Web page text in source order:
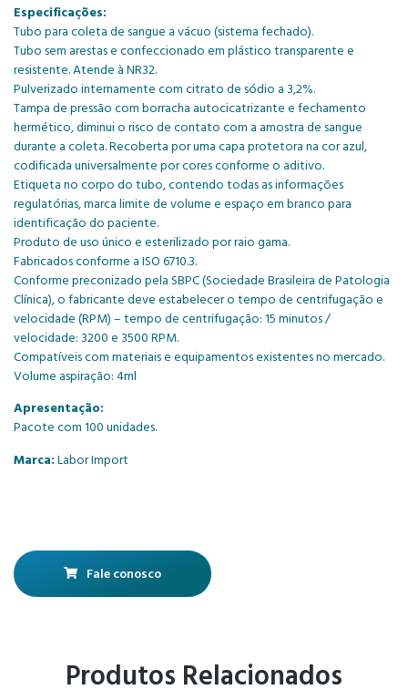
Especificações:
Tubo para coleta de sangue a vácuo (sistema fechado).
Tubo sem arestas e confeccionado em plástico transparente e
resistente. Atende à NR32.
Pulverizado internamente com citrato de sódio a 3,2%.
Tampa de pressão com borracha autocicatrizante e fechamento
hermético, diminui o risco de contato com a amostra de sangue
durante a coleta. Recoberta por uma capa protetora na cor azul,
codificada universalmente por cores conforme o aditivo.
Etiqueta no corpo do tubo, contendo todas as informações
regulatórias, marca limite de volume e espaço em branco para
identificação do paciente.
Produto de uso único e esterilizado por raio gama.
Fabricados conforme a ISO 6710.3.
Conforme preconizado pela SBPC (Sociedade Brasileira de Patologia
Clínica), o fabricante deve estabelecer o tempo de centrifugação e
velocidade (RPM) – tempo de centrifugação: 15 minutos /
velocidade: 3200 e 3500 RPM.
Compatíveis com materiais e equipamentos existentes no mercado.
Volume aspiração: 4ml
Apresentação:
Pacote com 100 unidades.
Marca:Labor Import
Fale conosco
Produtos Relacionados